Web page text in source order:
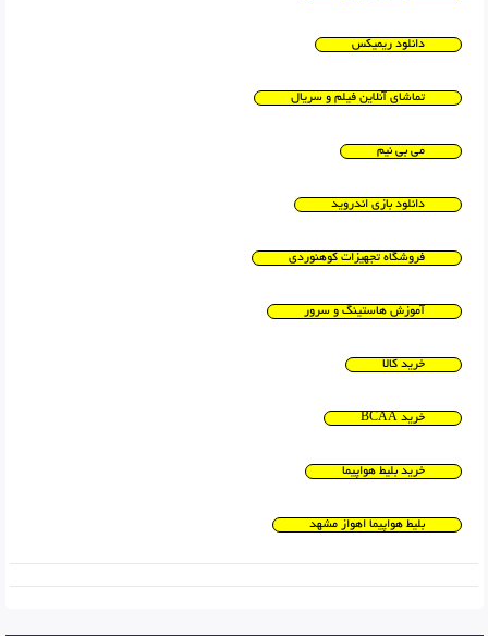
دانلود ریمیکس
تماشای آنلاین فیلم و سریال
می بی نیم
دانلود بازی اندروید
فروشگاه تجهیزات کوهنوردی
آموزش هاستینگ و سرور
خرید کالا
خرید BCAA
خرید بلیط هواپیما
بلیط هواپیما اهواز مشهد